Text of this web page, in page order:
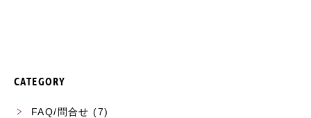
CATEGORY
FAQ/問合せ (7)